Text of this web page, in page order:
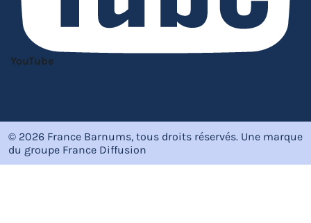
YouTube
© 2026 France Barnums, tous droits réservés. Une marque
du groupe France Diffusion